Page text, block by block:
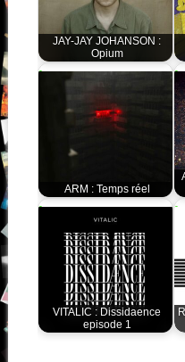
JAY-JAY JOHANSON :
Opium
ARM : Temps réel
VITALIC : Dissidaence
episode 1